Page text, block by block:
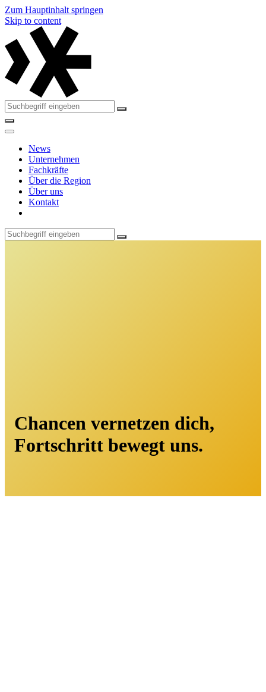
Zum Hauptinhalt springen
Skip to content
News
Unternehmen
Fachkräfte
Über die Region
Über uns
Kontakt
Chancen vernetzen dich,
Fortschritt bewegt uns.